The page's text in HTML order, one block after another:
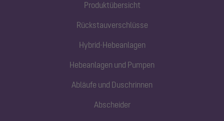
Produktübersicht
Rückstauverschlüsse
Hybrid-Hebeanlagen
Hebeanlagen und Pumpen
Abläufe und Duschrinnen
Abscheider